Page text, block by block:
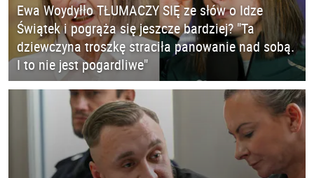
Ewa Woydyłło TŁUMACZY SIĘ ze słów o Idze
Świątek i pogrąża się jeszcze bardziej? "Ta
dziewczyna troszkę straciła panowanie nad sobą.
I to nie jest pogardliwe"